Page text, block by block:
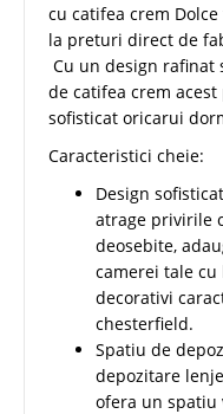
cu catifea crem
la preturi direct de
Cu un design
de catifea crem
sofisticat oricarui
Caracteristici cheie:
Design
atrage privirile
deosebite,
camerei tale
decorativi
chesterfield.
Spatiu de
depozitare
ofera un spatiu